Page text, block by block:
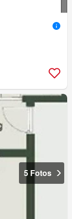
5 Fotos